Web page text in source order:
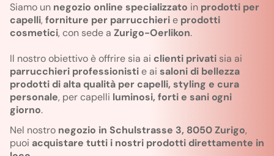
Siamo un negozio online specializzato in prodotti per
capelli, forniture per parrucchierie prodotti
cosmetici, con sede a Zurigo-Oerlikon.
Il nostro obiettivo è offrire sia ai clienti privati sia ai
parrucchieri professionistie ai saloni di bellezza
prodotti di alta qualità per capelli, styling e cura
personale, per capelli luminosi, forti e sani ogni
giorno.
Nel nostro negozio in Schulstrasse 3, 8050 Zurigo,
puoi acquistare tutti i nostri prodotti direttamente in